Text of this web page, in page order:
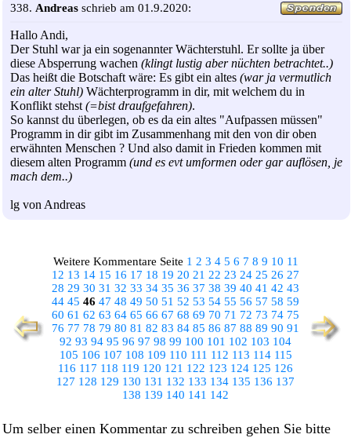
338. Andreas schrieb am 01.9.2020:
Hallo Andi,
Der Stuhl war ja ein sogenannter Wächterstuhl. Er sollte ja über
diese Absperrung wachen (klingt lustig aber nüchten betrachtet..)
Das heißt die Botschaft wäre: Es gibt ein altes (war ja vermutlich
ein alter Stuhl) Wächterprogramm in dir, mit welchem du in
Konflikt stehst(=bist draufgefahren).
So kannst du überlegen, ob es da ein altes "Aufpassen müssen"
Programm in dir gibt im Zusammenhang mit den von dir oben
erwähnten Menschen ? Und also damit in Frieden kommen mit
diesem alten Programm (und es evt umformen oder gar auflösen, je
mach dem..)
lg von Andreas
Weitere Kommentare Seite 1 2 3 4 5 6 7 8 9 10 11
12 13 14 15 16 17 18 19 20 21 22 23 24 25 26 27
28 29 30 31 32 33 34 35 36 37 38 39 40 41 42 43
44 45 46 47 48 49 50 51 52 53 54 55 56 57 58 59
60 61 62 63 64 65 66 67 68 69 70 71 72 73 74 75
76 77 78 79 80 81 82 83 84 85 86 87 88 89 90 91
92 93 94 95 96 97 98 99 100 101 102 103 104
105 106 107 108 109 110 111 112 113 114 115
116 117 118 119 120 121 122 123 124 125 126
127 128 129 130 131 132 133 134 135 136 137
138 139 140 141 142
Um selber einen Kommentar zu schreiben gehen Sie bitte